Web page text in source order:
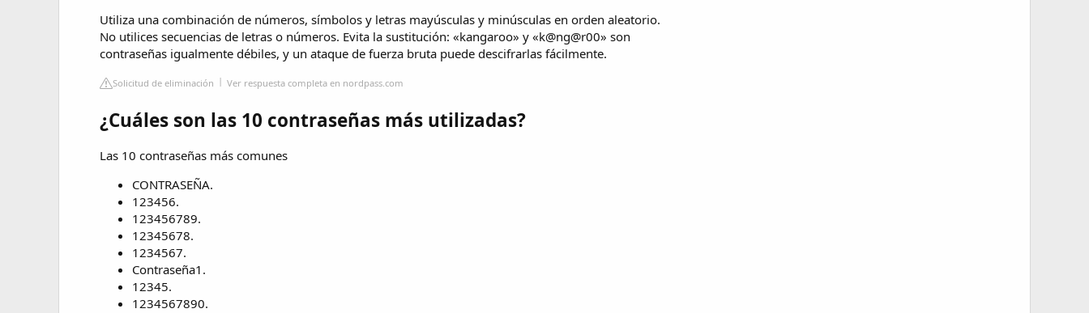
Utiliza una combinación de números, símbolos y letras mayúsculas y minúsculas en orden aleatorio.
No utilices secuencias de letras o números. Evita la sustitución: «kangaroo» y «k@ng@r00» son
contraseñas igualmente débiles, y un ataque de fuerza bruta puede descifrarlas fácilmente.
Solicitud de eliminación Ver respuesta completa en nordpass.com
¿Cuáles son las 10 contraseñas más utilizadas?
Las 10 contraseñas más comunes
CONTRASEÑA.
123456.
123456789.
12345678.
1234567.
Contraseña1.
12345.
1234567890.